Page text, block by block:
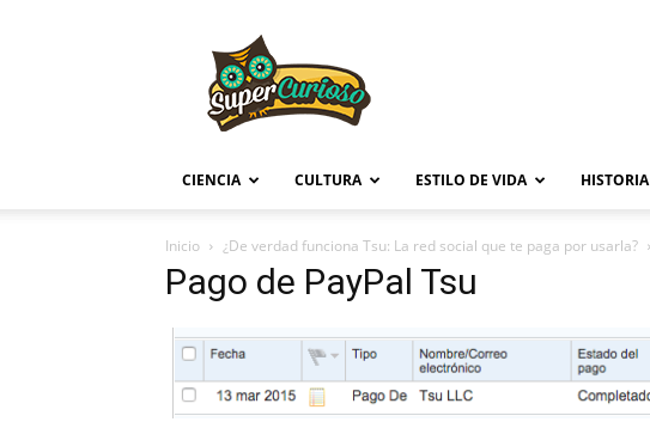
CIENCIA CULTURA ESTILO DE VIDA HISTORIA
Inicio ¿De verdad funciona Tsu: La red social que te paga por usarla?
Pago de PayPal Tsu